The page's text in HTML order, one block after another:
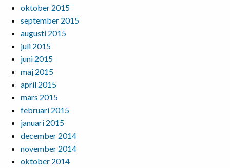
oktober 2015
september 2015
augusti 2015
juli 2015
juni 2015
maj 2015
april 2015
mars 2015
februari 2015
januari 2015
december 2014
november 2014
oktober 2014